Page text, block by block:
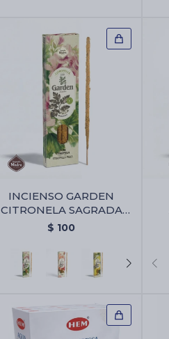
INCIENSO GARDEN
CITRONELA SAGRADA
MADRE - Pura
$ 100